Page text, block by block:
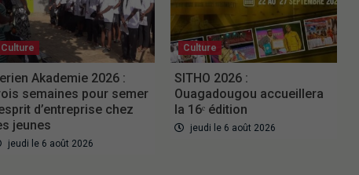
Culture
Akademie 2026 :
semaines pour semer
d’entreprise chez
jeunes
jeudi le 6 août 2026
Culture
SITHO 2026 :
Ouagadougou accueillera
la 16ᵉ édition
jeudi le 6 août 2026